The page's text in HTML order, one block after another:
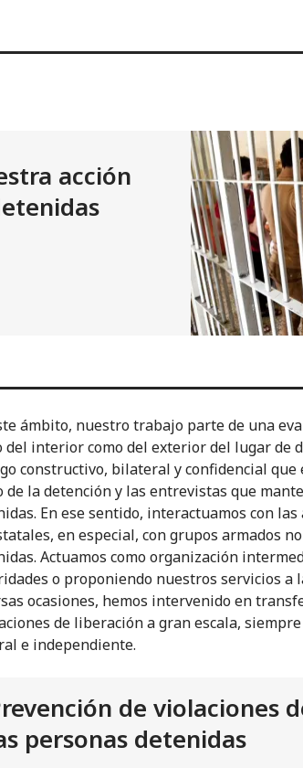
acción
ámbito, nuestro trabajo parte de una
del interior como del exterior del lugar de
constructivo, bilateral y confidencial
de la detención y las entrevistas que
En ese sentido, interactuamos con
en especial, con grupos armados
Actuamos como organización
o proponiendo nuestros servicios a
ocasiones, hemos intervenido en
de liberación a gran escala,
e independiente.
de violaciones
personas detenidas